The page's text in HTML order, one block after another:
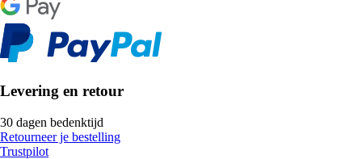
Levering en retour
30 dagen bedenktijd
Retourneer je bestelling
Trustpilot